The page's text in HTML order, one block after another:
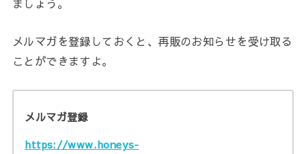
ましょう。
メルマガを登録しておくと、再販のお知らせを受け取る
ことができますよ。
メルマガ登録
https://www.honeys-